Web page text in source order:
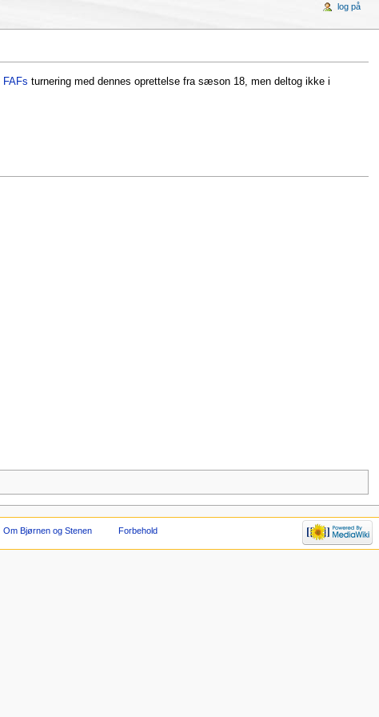
FAFs turnering med dennes oprettelse fra sæson 18, men deltog ikke i
log på
Om Bjørnen og Stenen Forbehold